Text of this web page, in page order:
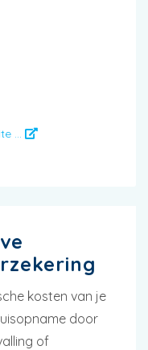
...
kosten van je
door
of